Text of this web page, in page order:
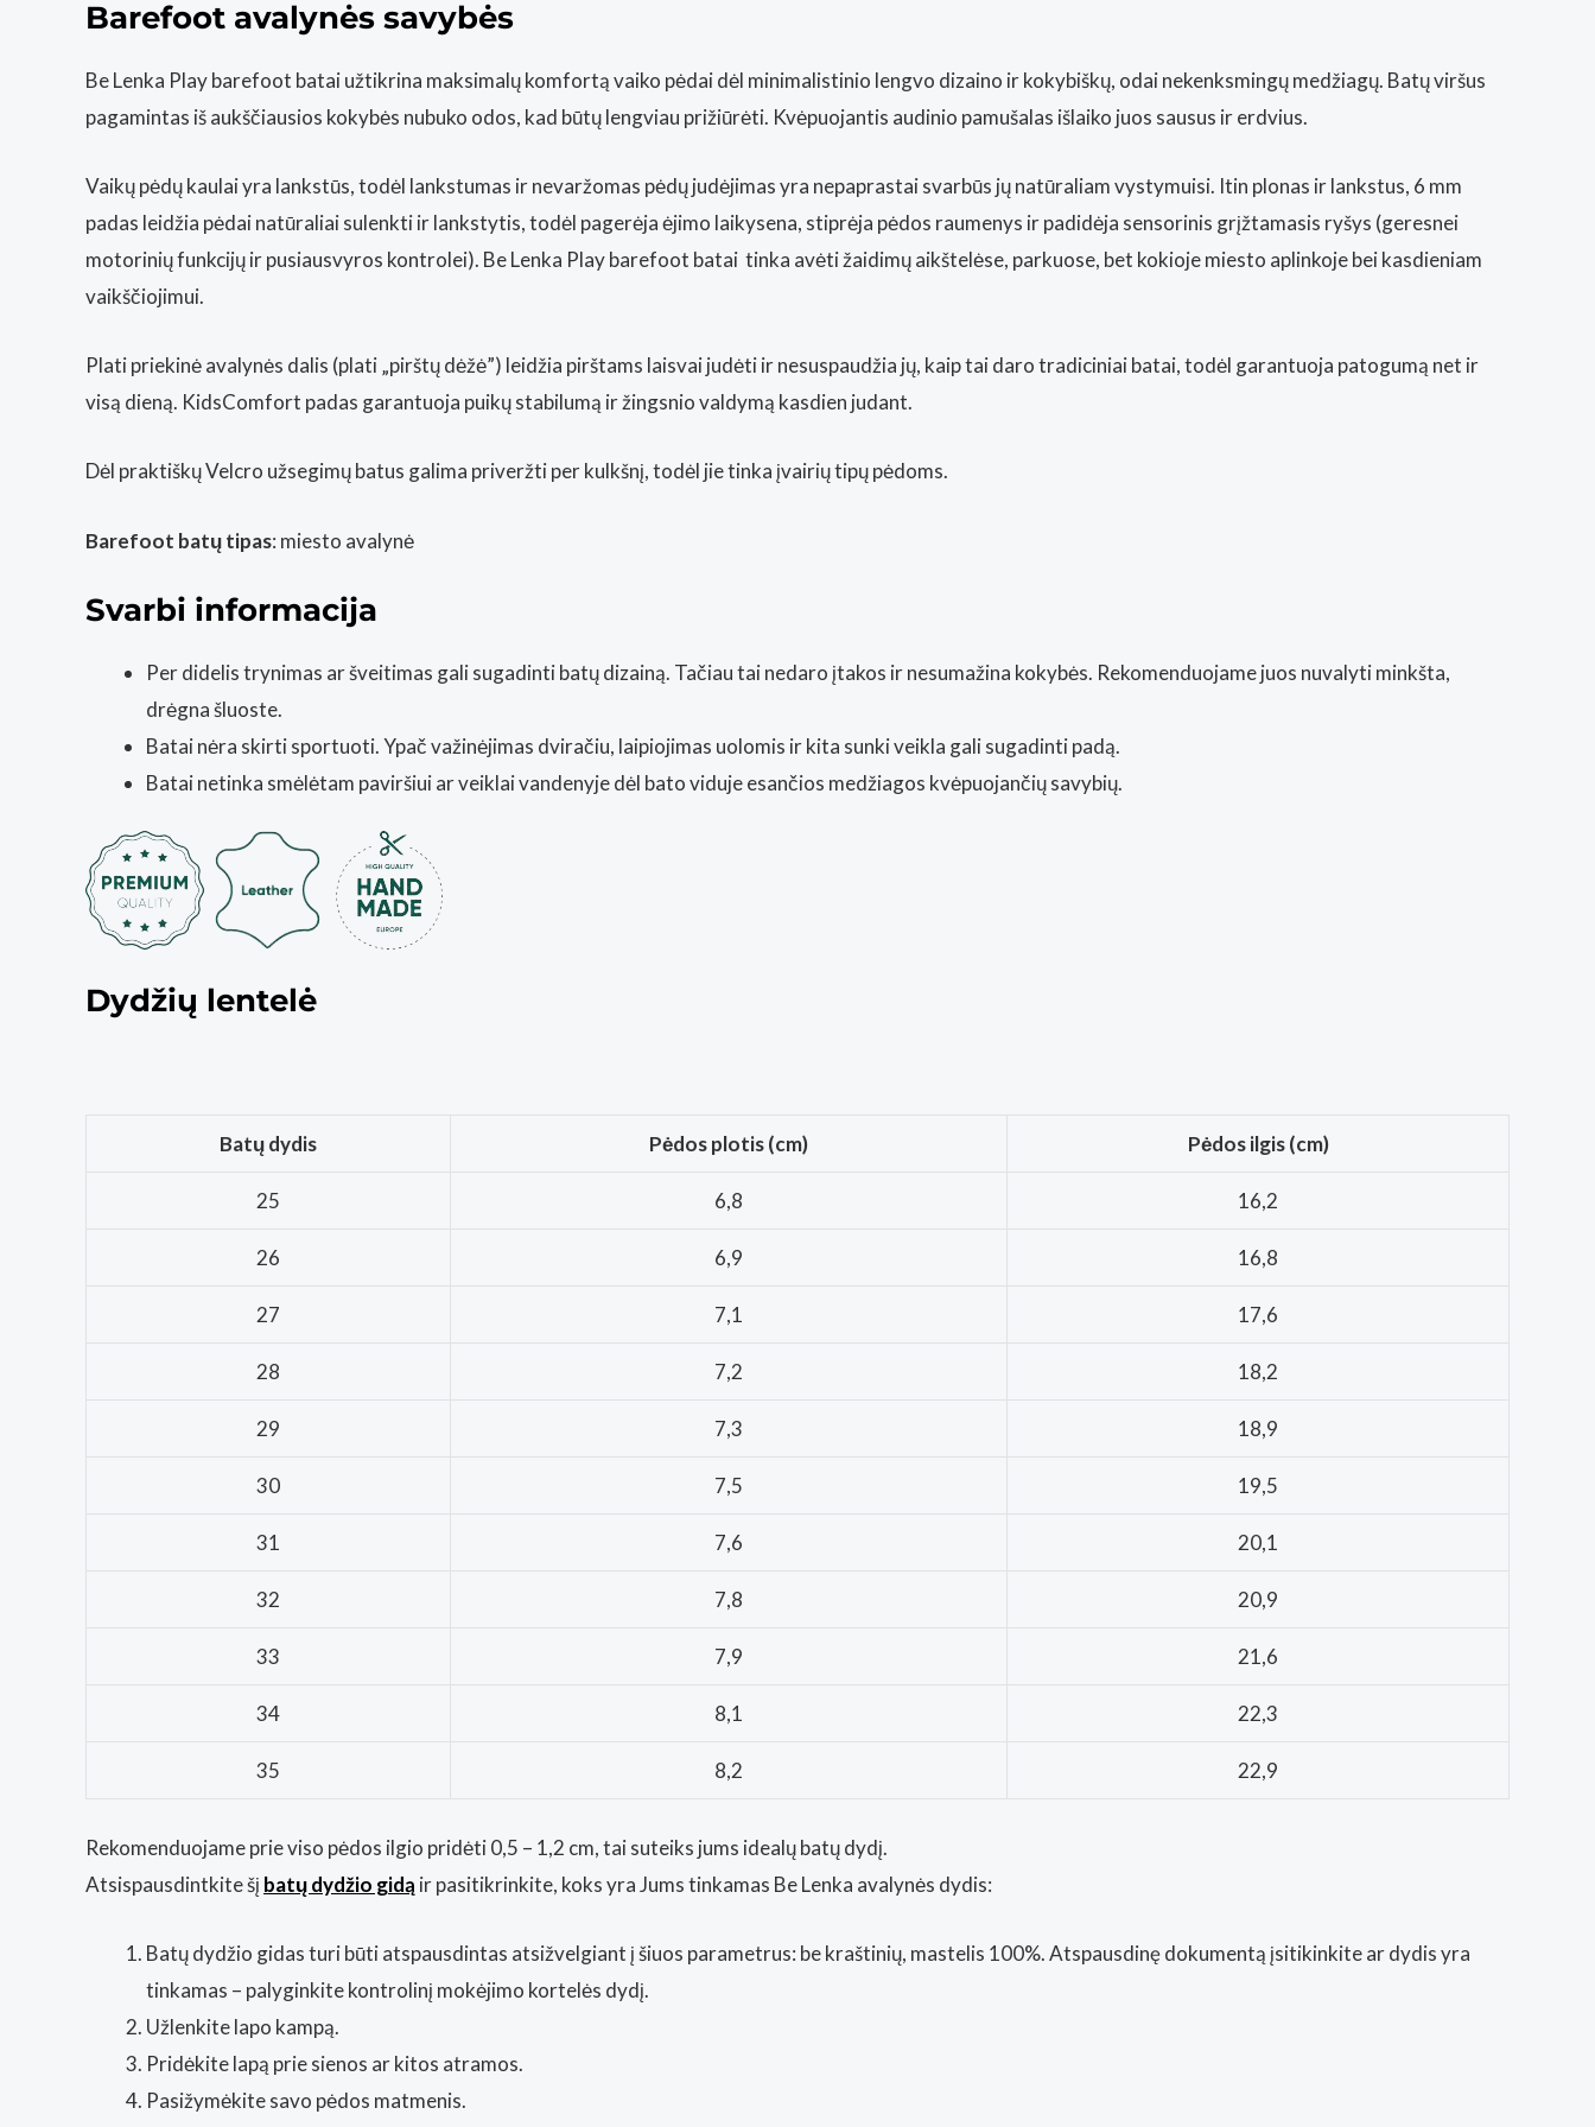
Barefoot avalynės savybės
Be Lenka Play barefoot batai užtikrina maksimalų komfortą vaiko pėdai dėl minimalistinio lengvo dizaino ir kokybiškų, odai nekenksmingų medžiagų. Batų viršus
pagamintas iš aukščiausios kokybės nubuko odos, kad būtų lengviau prižiūrėti. Kvėpuojantis audinio pamušalas išlaiko juos sausus ir erdvius.
Vaikų pėdų kaulai yra lankstūs, todėl lankstumas ir nevaržomas pėdų judėjimas yra nepaprastai svarbūs jų natūraliam vystymuisi. Itin plonas ir lankstus, 6 mm
padas leidžia pėdai natūraliai sulenkti ir lankstytis, todėl pagerėja ėjimo laikysena, stiprėja pėdos raumenys ir padidėja sensorinis grįžtamasis ryšys (geresnei
motorinių funkcijų ir pusiausvyros kontrolei). Be Lenka Play barefoot batai tinka avėti žaidimų aikštelėse, parkuose, bet kokioje miesto aplinkoje bei kasdieniam
vaikščiojimui.
Plati priekinė avalynės dalis (plati „pirštų dėžė”) leidžia pirštams laisvai judėti ir nesuspaudžia jų, kaip tai daro tradiciniai batai, todėl garantuoja patogumą net ir
visą dieną. KidsComfort padas garantuoja puikų stabilumą ir žingsnio valdymą kasdien judant.
Dėl praktiškų Velcro užsegimų batus galima priveržti per kulkšnį, todėl jie tinka įvairių tipų pėdoms.
Barefoot batų tipas: miesto avalynė
Svarbi informacija
Per didelis trynimas ar šveitimas gali sugadinti batų dizainą. Tačiau tai nedaro įtakos ir nesumažina kokybės. Rekomenduojame juos nuvalyti minkšta,
drėgna šluoste.
Batai nėra skirti sportuoti. Ypač važinėjimas dviračiu, laipiojimas uolomis ir kita sunki veikla gali sugadinti padą.
Batai netinka smėlėtam paviršiui ar veiklai vandenyje dėl bato viduje esančios medžiagos kvėpuojančių savybių.
Dydžių lentelė
Batų dydis Pėdos plotis (cm) Pėdos ilgis (cm)
25 6,8 16,2
26 6,9 16,8
27 7,1 17,6
28 7,2 18,2
29 7,3 18,9
30 7,5 19,5
31 7,6 20,1
32 7,8 20,9
33 7,9 21,6
34 8,1 22,3
35 8,2 22,9
Rekomenduojame prie viso pėdos ilgio pridėti 0,5 – 1,2 cm, tai suteiks jums idealų batų dydį.
Atsispausdintkite šį batų dydžio gidą ir pasitikrinkite, koks yra Jums tinkamas Be Lenka avalynės dydis:
Batų dydžio gidas turi būti atspausdintas atsižvelgiant į šiuos parametrus: be kraštinių, mastelis 100%. Atspausdinę dokumentą įsitikinkite ar dydis yra
tinkamas – palyginkite kontrolinį mokėjimo kortelės dydį.
Užlenkite lapo kampą.
Pridėkite lapą prie sienos ar kitos atramos.
Pasižymėkite savo pėdos matmenis.